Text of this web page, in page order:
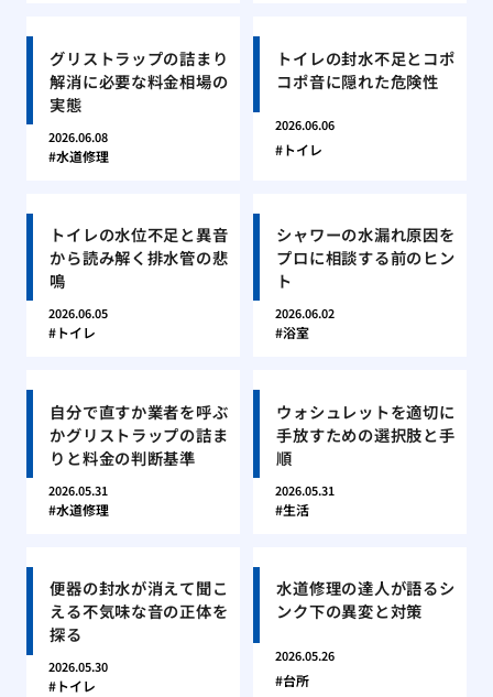
グリストラップの詰まり
解消に必要な料金相場の
実態
2026.06.08
水道修理
トイレの封水不足とコポ
コポ音に隠れた危険性
2026.06.06
トイレ
トイレの水位不足と異音
から読み解く排水管の悲
鳴
2026.06.05
トイレ
シャワーの水漏れ原因を
プロに相談する前のヒン
ト
2026.06.02
浴室
自分で直すか業者を呼ぶ
かグリストラップの詰ま
りと料金の判断基準
2026.05.31
水道修理
ウォシュレットを適切に
手放すための選択肢と手
順
2026.05.31
生活
便器の封水が消えて聞こ
える不気味な音の正体を
探る
2026.05.30
トイレ
水道修理の達人が語るシ
ンク下の異変と対策
2026.05.26
台所